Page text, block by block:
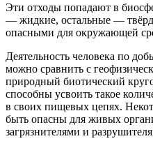
Эти отходы попадают в
— жидкие, остальные —
опасными для окружающей
Деятельность человека по
можно сравнить с
природный биотический
способны усвоить такое
в своих пищевых цепях.
быть опасны для живых
загрязнителями и